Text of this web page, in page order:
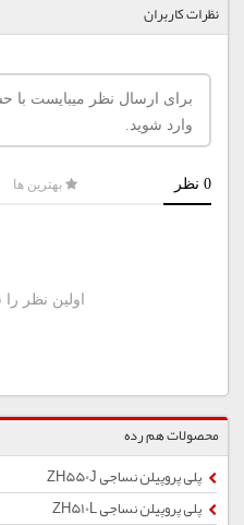
نظرات کاربران
محصولات هم رده
پلی پروپیلن نساجی ZH550J
پلی پروپیلن نساجی ZH510L